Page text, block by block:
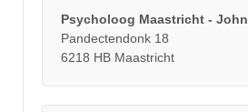
Psycholoog Maastricht - John
Pandectendonk 18
6218 HB Maastricht